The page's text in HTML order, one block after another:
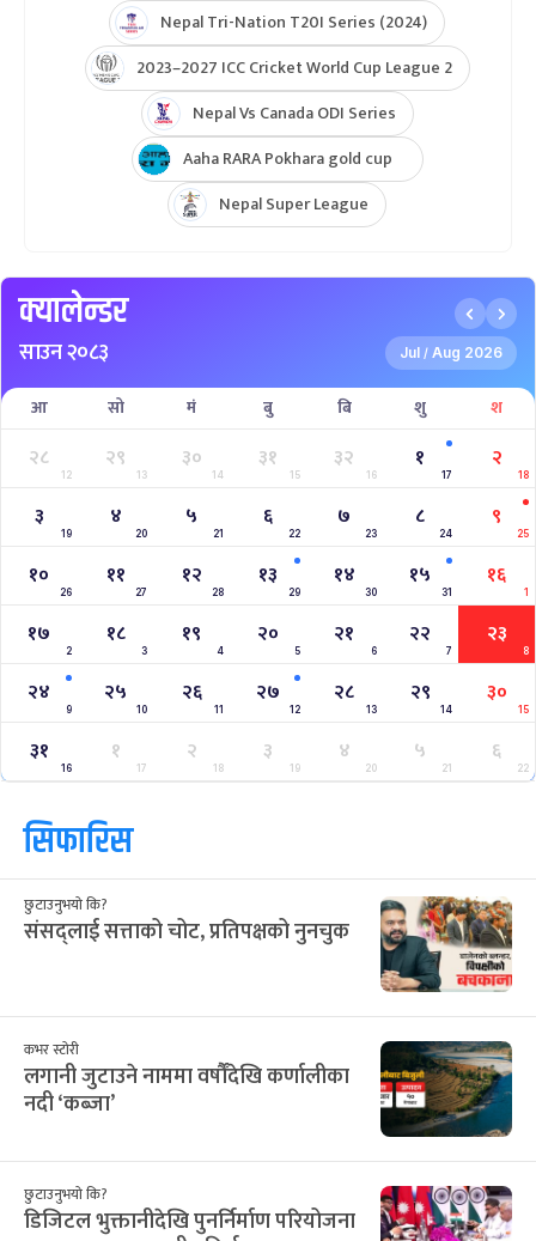
Nepal Tri-Nation T20I Series (2024)
2023–2027 ICC Cricket World Cup League 2
Nepal Vs Canada ODI Series
Aaha RARA Pokhara gold cup
Nepal Super League
क्यालेन्डर
साउन २०८३ Jul / Aug 2026
आ सो मं बु बि शु श
२८
12
२९
13
३०
14
३१
15
३२
16
१
17
२
18
३
19
४
20
५
21
६
22
७
23
८
24
९
25
१०
26
११
27
१२
28
१३
29
१४
30
१५
31
१६
1
१७
2
१८
3
१९
4
२०
5
२१
6
२२
7
२३
8
२४
9
२५
10
२६
11
२७
12
२८
13
२९
14
३०
15
३१
16
१
17
२
18
३
19
४
20
५
21
६
22
सिफारिस
छुटाउनुभयो कि?
संसद्लाई सत्ताको चोट, प्रतिपक्षको नुनचुक
कभर स्टोरी
लगानी जुटाउने नाममा वर्षौंदेखि कर्णालीका
नदी ‘कब्जा’
छुटाउनुभयो कि?
डिजिटल भुक्तानीदेखि पुनर्निर्माण परियोजना